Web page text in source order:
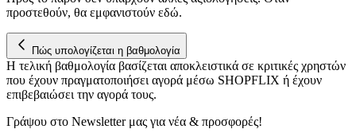
στη συσκευή σας, με σκοπό την προβολή εξατομικευμένων
διαφημίσεων και περιεχομένου, τις μετρήσεις σχετικά με
διαφημίσεις και περιεχόμενο, την καλύτερη εικόνα του κοινού
μας και την ανάπτυξη προϊόντων. Επίσης, κοινοποιούμε
πληροφορίες σχετικά με την από μέρους σας χρήση της
τοποθεσίας μας στους συνεργάτες μέσων κοινωνικής
προστεθούν, θα εμφανιστούν εδώ.
Πώς υπολογίζεται η βαθμολογία
Η τελική βαθμολογία βασίζεται αποκλειστικά σε κριτικές χρηστών
που έχουν πραγματοποιήσει αγορά μέσω SHOPFLIX ή έχουν
επιβεβαιώσει την αγορά τους.
Γράψου στο Νewsletter μας για νέα & προσφορές!